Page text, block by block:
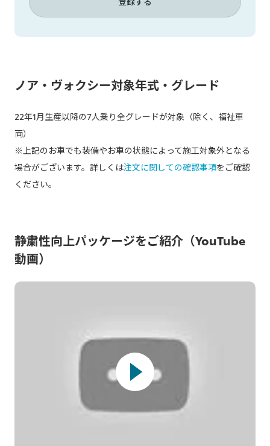
ノア・ヴォクシー対象年式・グレード
22年1月生産以降の7人乗り全グレードが対象（除く、福祉車
両）
※上記のお車でも装備やお車の状態によって施工対象外となる
場合がございます。詳しくは注文に関しての確認事項をご確認
ください。
静粛性向上パッケージをご紹介（YouTube
動画）